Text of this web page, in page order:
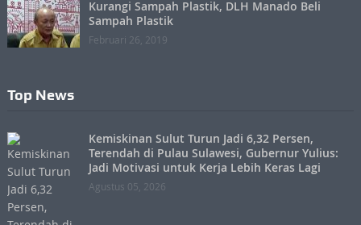
Kurangi Sampah Plastik, DLH Manado Beli
Sampah Plastik
Februari 26, 2019
Top News
Kemiskinan Sulut Turun Jadi 6,32 Persen,
Terendah di Pulau Sulawesi, Gubernur Yulius:
Jadi Motivasi untuk Kerja Lebih Keras Lagi
Agustus 05, 2026